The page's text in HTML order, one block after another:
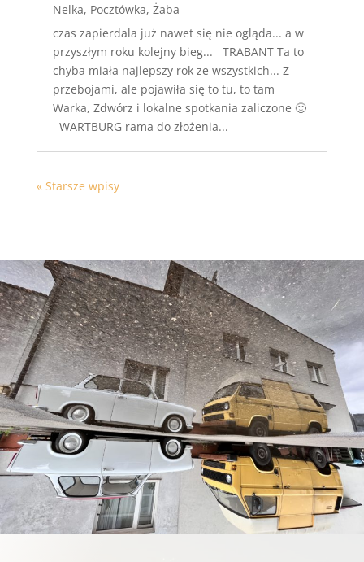
Nelka, Pocztówka, Żaba
czas zapierdala już nawet się nie ogląda... a w
przyszłym roku kolejny bieg... TRABANT Ta to
chyba miała najlepszy rok ze wszystkich... Z
przebojami, ale pojawiła się to tu, to tam
Warka, Zdwórz i lokalne spotkania zaliczone 🙂
WARTBURG rama do złożenia...
« Starsze wpisy